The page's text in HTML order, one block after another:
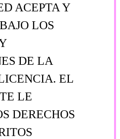
ACEPTA Y
LOS
DE LA
EL
LE
DERECHOS